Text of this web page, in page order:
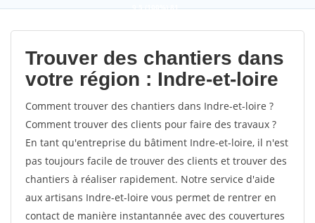
9,5(100%)81
votes
Trouver des chantiers dans
votre région : Indre-et-loire
Comment trouver des chantiers dans Indre-et-loire ?
Comment trouver des clients pour faire des travaux ?
En tant qu'entreprise du bâtiment Indre-et-loire, il n'est
pas toujours facile de trouver des clients et trouver des
chantiers à réaliser rapidement. Notre service d'aide
aux artisans Indre-et-loire vous permet de rentrer en
contact de manière instantannée avec des couvertures